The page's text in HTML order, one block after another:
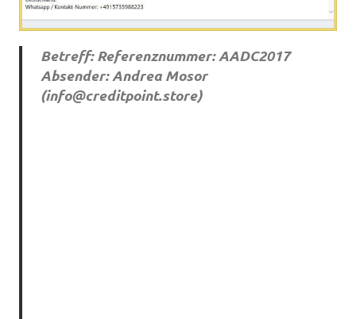
Betreff: Referenznummer: AADC2017
Absender: Andrea Mosor
(info@creditpoint.store)